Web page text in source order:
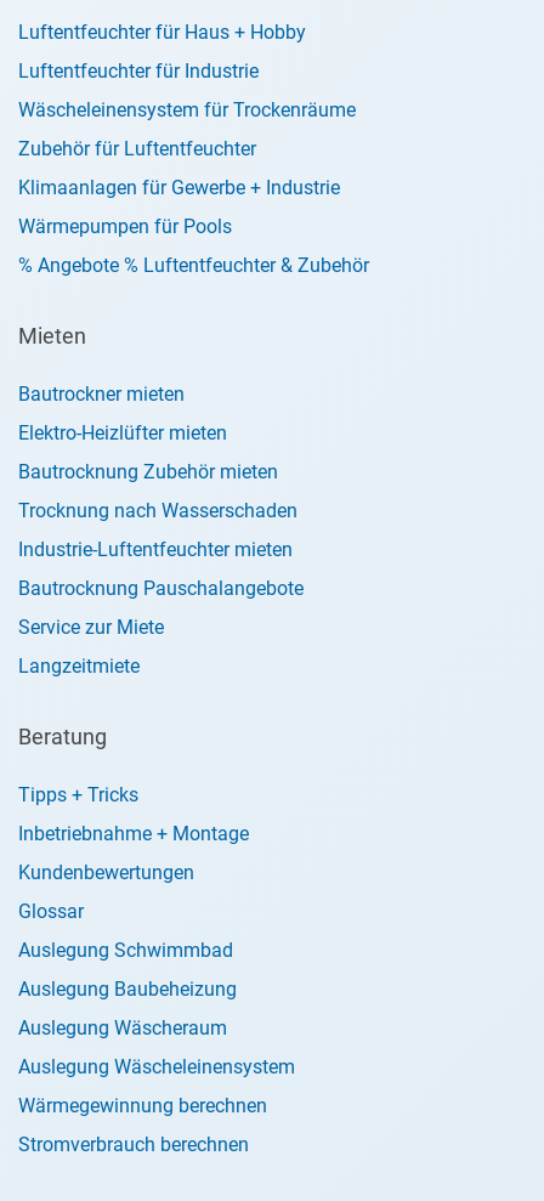
Luftentfeuchter für Haus + Hobby
Luftentfeuchter für Industrie
Wäscheleinensystem für Trockenräume
Zubehör für Luftentfeuchter
Klimaanlagen für Gewerbe + Industrie
Wärmepumpen für Pools
% Angebote % Luftentfeuchter & Zubehör
Mieten
Bautrockner mieten
Elektro-Heizlüfter mieten
Bautrocknung Zubehör mieten
Trocknung nach Wasserschaden
Industrie-Luftentfeuchter mieten
Bautrocknung Pauschalangebote
Service zur Miete
Langzeitmiete
Beratung
Tipps + Tricks
Inbetriebnahme + Montage
Kundenbewertungen
Glossar
Auslegung Schwimmbad
Auslegung Baubeheizung
Auslegung Wäscheraum
Auslegung Wäscheleinensystem
Wärmegewinnung berechnen
Stromverbrauch berechnen